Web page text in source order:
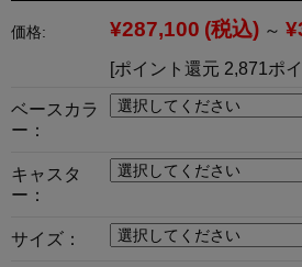
価格: ¥287,100 (税込) ～
[ポイント還元 2,871ポ
ベースカラ
ー：
キャスタ
ー：
サイズ：